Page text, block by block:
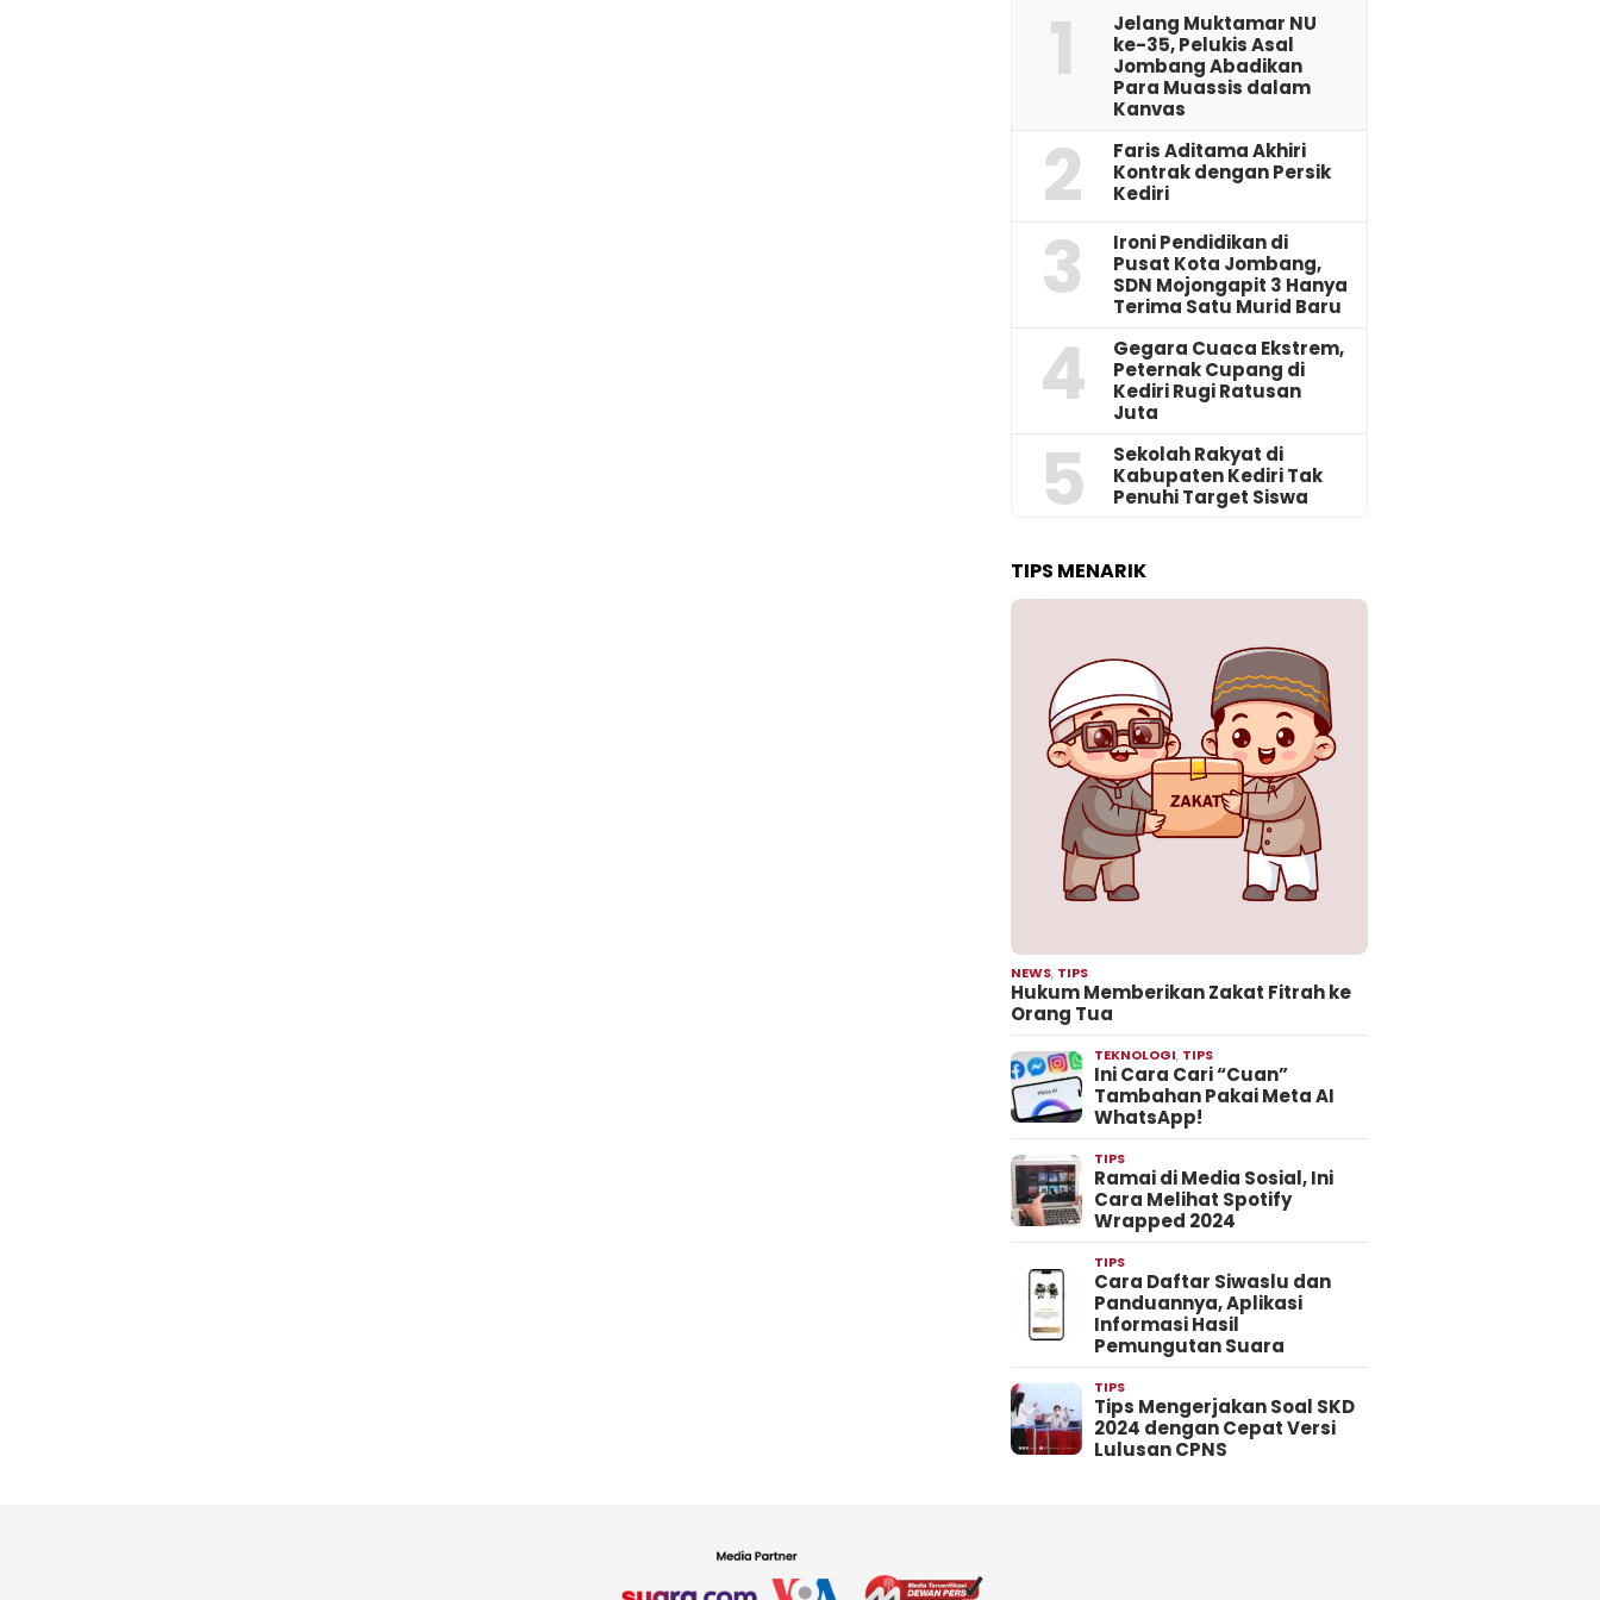
1
Jelang Muktamar NU
ke-35, Pelukis Asal
Jombang Abadikan
Para Muassis dalam
Kanvas
2
Faris Aditama Akhiri
Kontrak dengan Persik
Kediri
3
Ironi Pendidikan di
Pusat Kota Jombang,
SDN Mojongapit 3 Hanya
Terima Satu Murid Baru
4
‎Gegara Cuaca Ekstrem,
Peternak Cupang di
Kediri Rugi Ratusan
Juta
5
Sekolah Rakyat di
Kabupaten Kediri Tak
Penuhi Target Siswa
TIPS MENARIK
NEWS, TIPS
Hukum Memberikan Zakat Fitrah ke
Orang Tua
TEKNOLOGI, TIPS
Ini Cara Cari “Cuan”
Tambahan Pakai Meta AI
WhatsApp!
TIPS
Ramai di Media Sosial, Ini
Cara Melihat Spotify
Wrapped 2024
TIPS
Cara Daftar Siwaslu dan
Panduannya, Aplikasi
Informasi Hasil
Pemungutan Suara
TIPS
Tips Mengerjakan Soal SKD
2024 dengan Cepat Versi
Lulusan CPNS